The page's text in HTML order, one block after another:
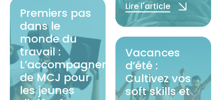
Premiers pas
dans le
monde du
travail :
L’accompagnement
de MCJ pour
les jeunes
Lire l'article
Vacances
d’été :
Cultivez vos
soft skills et